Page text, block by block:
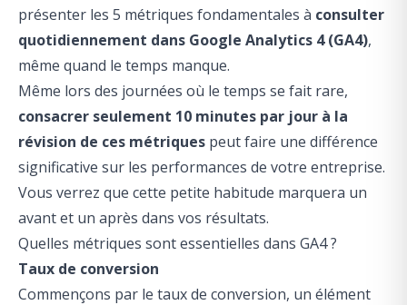
présenter les 5 métriques fondamentales à consulter
quotidiennement dans Google Analytics 4 (GA4),
même quand le temps manque.
Même lors des journées où le temps se fait rare,
consacrer seulement 10 minutes par jour à la
révision de ces métriques peut faire une différence
significative sur les performances de votre entreprise.
Vous verrez que cette petite habitude marquera un
avant et un après dans vos résultats.
Quelles métriques sont essentielles dans GA4 ?
Taux de conversion
Commençons par le taux de conversion, un élément